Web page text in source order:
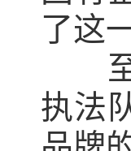
了这
至
执法